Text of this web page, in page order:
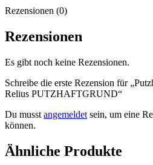
Rezensionen (0)
Rezensionen
Es gibt noch keine Rezensionen.
Schreibe die erste Rezension für
Relius PUTZHAFTGRUND“
Du musst angemeldet sein, um eine
können.
Ähnliche Produkte